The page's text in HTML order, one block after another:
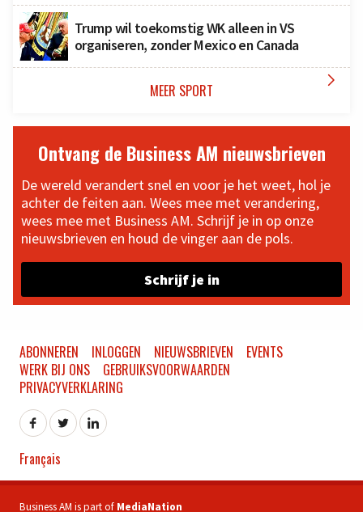
Trump wil toekomstig WK alleen in VS
organiseren, zonder Mexico en Canada
MEER SPORT 
Ontvang de Business AM nieuwsbrieven
De wereld verandert snel en voor je het weet, hol je
achter de feiten aan. Wees mee met verandering,
wees mee met Business AM. Schrijf je in op onze
nieuwsbrieven en houd de vinger aan de pols.
Schrijf je in
ABONNEREN INLOGGEN NIEUWSBRIEVEN
EVENTS
WERK BIJ ONS
GEBRUIKSVOORWAARDEN
PRIVACYVERKLARING
Français
Business AM is part of MediaNation